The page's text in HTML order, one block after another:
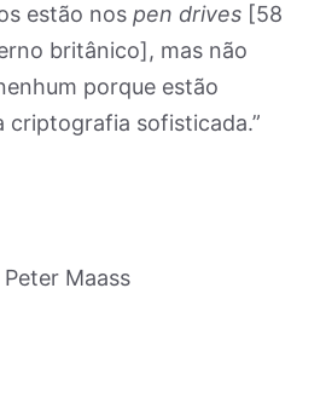
estão nos pen drives [58
britânico], mas não
porque estão
criptografia sofisticada.”
Peter Maass